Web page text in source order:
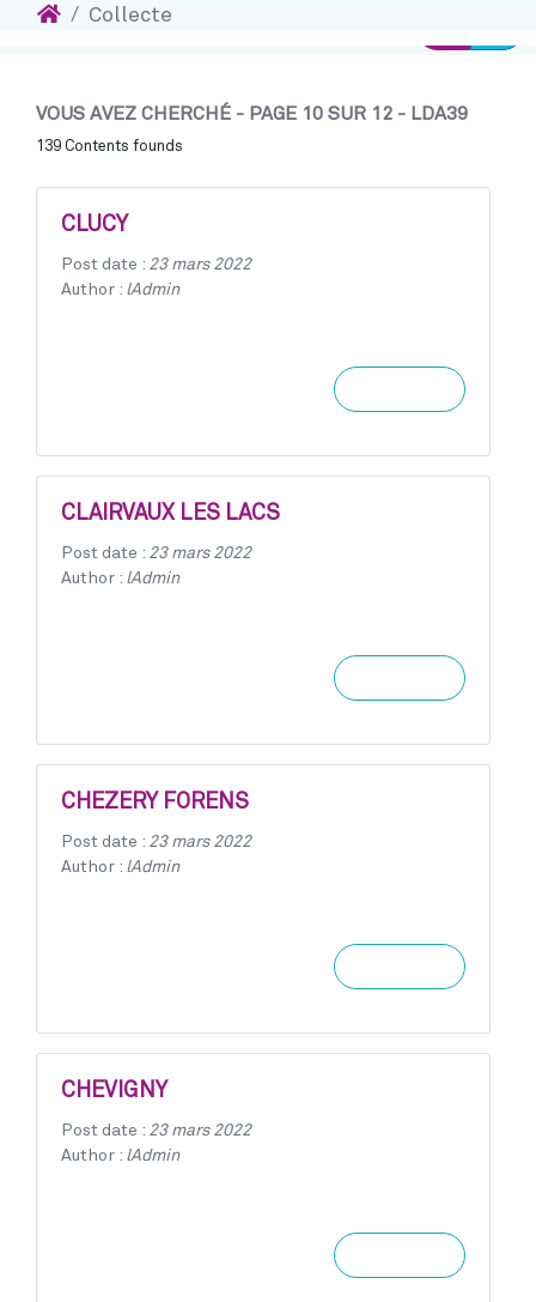
Connexion
AccueilCollecte
VOUS AVEZ CHERCHÉ - PAGE 10 SUR 12 - LDA39
139 Contents founds
CLUCY
Post date : 23 mars 2022
Author : lAdmin
CLAIRVAUX LES LACS
Post date : 23 mars 2022
Author : lAdmin
CHEZERY FORENS
Post date : 23 mars 2022
Author : lAdmin
CHEVIGNY
Post date : 23 mars 2022
Author : lAdmin